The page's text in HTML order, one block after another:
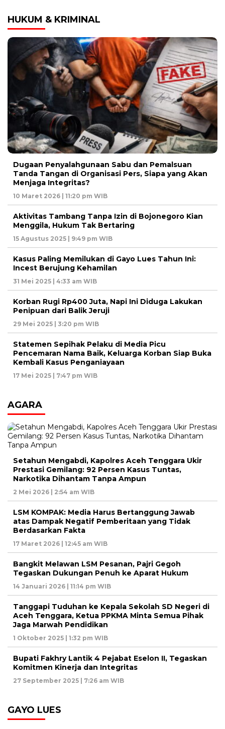
HUKUM & KRIMINAL
Dugaan Penyalahgunaan Sabu dan Pemalsuan
Tanda Tangan di Organisasi Pers, Siapa yang Akan
Menjaga Integritas?
10 Maret 2026 | 11:20 pm WIB
Aktivitas Tambang Tanpa Izin di Bojonegoro Kian
Menggila, Hukum Tak Bertaring
15 Agustus 2025 | 9:49 pm WIB
Kasus Paling Memilukan di Gayo Lues Tahun Ini:
Incest Berujung Kehamilan
31 Mei 2025 | 4:33 am WIB
Korban Rugi Rp400 Juta, Napi Ini Diduga Lakukan
Penipuan dari Balik Jeruji
29 Mei 2025 | 3:20 pm WIB
Statemen Sepihak Pelaku di Media Picu
Pencemaran Nama Baik, Keluarga Korban Siap Buka
Kembali Kasus Penganiayaan
17 Mei 2025 | 7:47 pm WIB
AGARA
Setahun Mengabdi, Kapolres Aceh Tenggara Ukir
Prestasi Gemilang: 92 Persen Kasus Tuntas,
Narkotika Dihantam Tanpa Ampun
2 Mei 2026 | 2:54 am WIB
LSM KOMPAK: Media Harus Bertanggung Jawab
atas Dampak Negatif Pemberitaan yang Tidak
Berdasarkan Fakta
17 Maret 2026 | 12:45 am WIB
Bangkit Melawan LSM Pesanan, Pajri Gegoh
Tegaskan Dukungan Penuh ke Aparat Hukum
14 Januari 2026 | 11:14 pm WIB
Tanggapi Tuduhan ke Kepala Sekolah SD Negeri di
Aceh Tenggara, Ketua PPKMA Minta Semua Pihak
Jaga Marwah Pendidikan
1 Oktober 2025 | 1:32 pm WIB
Bupati Fakhry Lantik 4 Pejabat Eselon II, Tegaskan
Komitmen Kinerja dan Integritas
27 September 2025 | 7:26 am WIB
GAYO LUES